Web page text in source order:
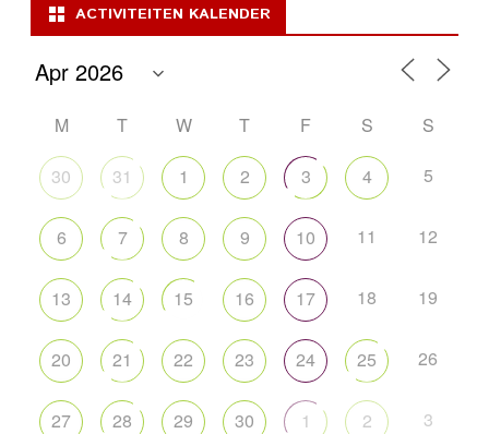
ACTIVITEITEN KALENDER
M T W T F S S
30 31 1 2 3 4 5
6 7 8 9 10 11 12
13 14 15 16 17 18 19
20 21 22 23 24 25 26
27 28 29 30 1 2 3